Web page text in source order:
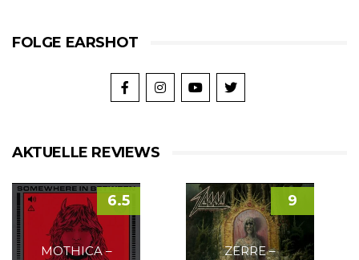
FOLGE EARSHOT
AKTUELLE REVIEWS
MOTHICA –
6.5
ZERRE –
9